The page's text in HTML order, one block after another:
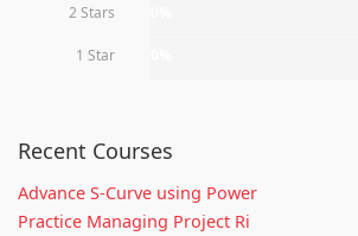
2 Stars
1 Star
Recent Courses
Advance S-Curve using Power
Practice Managing Project Ri